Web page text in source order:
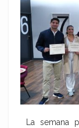
La semana